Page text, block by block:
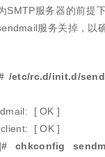
SMTP服务器的前提
服务关掉，以
/etc/rc.d/init.d/
[ OK ]
[ OK ]
chkconfig